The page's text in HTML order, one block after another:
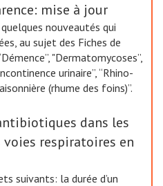
mise à jour
nouveautés qui
au sujet des Fiches de
"Dermatomycoses”,
urinaire”, “Rhino-
(rhume des foins)”.
dans les
respiratoires en
suivants: la durée d’un